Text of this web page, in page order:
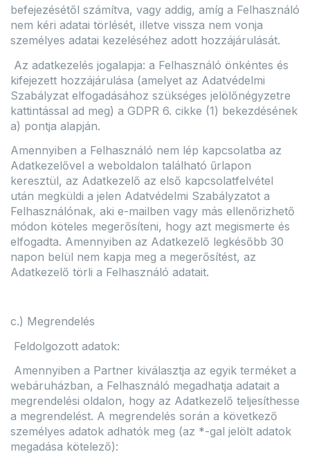
befejezésétől számítva, vagy addig, amíg a Felhasználó
nem kéri adatai törlését, illetve vissza nem vonja
személyes adatai kezeléséhez adott hozzájárulását.
Az adatkezelés jogalapja: a Felhasználó önkéntes és
kifejezett hozzájárulása (amelyet az Adatvédelmi
Szabályzat elfogadásához szükséges jelölőnégyzetre
kattintással ad meg) a GDPR 6. cikke (1) bekezdésének
a) pontja alapján.
Amennyiben a Felhasználó nem lép kapcsolatba az
Adatkezelővel a weboldalon található űrlapon
keresztül, az Adatkezelő az első kapcsolatfelvétel
után megküldi a jelen Adatvédelmi Szabályzatot a
Felhasználónak, aki e-mailben vagy más ellenőrizhető
módon köteles megerősíteni, hogy azt megismerte és
elfogadta. Amennyiben az Adatkezelő legkésőbb 30
napon belül nem kapja meg a megerősítést, az
Adatkezelő törli a Felhasználó adatait.
c.) Megrendelés
Feldolgozott adatok:
Amennyiben a Partner kiválasztja az egyik terméket a
webáruházban, a Felhasználó megadhatja adatait a
megrendelési oldalon, hogy az Adatkezelő teljesíthesse
a megrendelést. A megrendelés során a következő
személyes adatok adhatók meg (az *-gal jelölt adatok
megadása kötelező):